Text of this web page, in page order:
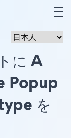
に A
Popup
を